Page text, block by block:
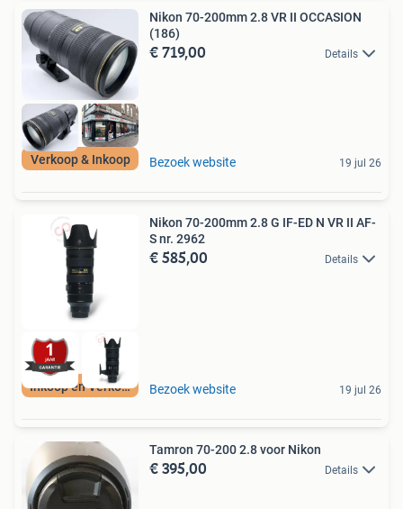
Verkoop & Inkoop
Nikon 70-200mm 2.8 VR II OCCASION
(186)
€ 719,00 Details
Bezoek website 19 jul 26
Inkoop en Verkoop
Nikon 70-200mm 2.8 G IF-ED N VR II AF-
S nr. 2962
€ 585,00 Details
Bezoek website 19 jul 26
Tamron 70-200 2.8 voor Nikon
€ 395,00 Details